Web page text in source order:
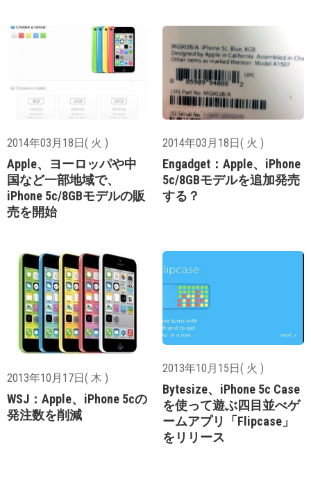
2014年03月18日( 火 )
Apple、ヨーロッパや中
国など一部地域で、
iPhone 5c/8GBモデルの販
売を開始
2014年03月18日( 火 )
Engadget：Apple、iPhone
5c/8GBモデルを追加発売
する？
2013年10月17日( 木 )
WSJ：Apple、iPhone 5cの
発注数を削減
2013年10月15日( 火 )
Bytesize、iPhone 5c Case
を使って遊ぶ四目並べゲ
ームアプリ「Flipcase」
をリリース